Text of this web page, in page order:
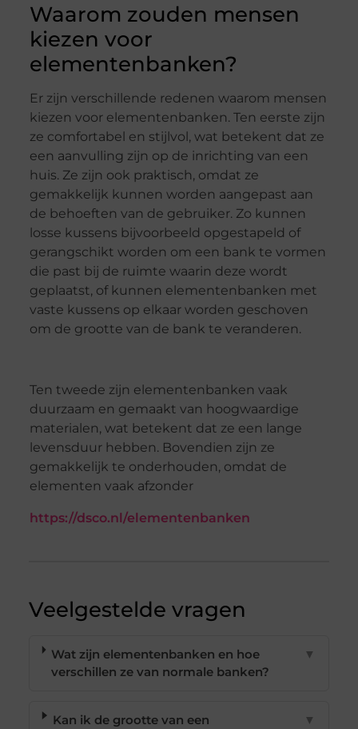
Waarom zouden mensen
kiezen voor
elementenbanken?
Er zijn verschillende redenen waarom mensen
kiezen voor elementenbanken. Ten eerste zijn
ze comfortabel en stijlvol, wat betekent dat ze
een aanvulling zijn op de inrichting van een
huis. Ze zijn ook praktisch, omdat ze
gemakkelijk kunnen worden aangepast aan
de behoeften van de gebruiker. Zo kunnen
losse kussens bijvoorbeeld opgestapeld of
gerangschikt worden om een bank te vormen
die past bij de ruimte waarin deze wordt
geplaatst, of kunnen elementenbanken met
vaste kussens op elkaar worden geschoven
om de grootte van de bank te veranderen.
Ten tweede zijn elementenbanken vaak
duurzaam en gemaakt van hoogwaardige
materialen, wat betekent dat ze een lange
levensduur hebben. Bovendien zijn ze
gemakkelijk te onderhouden, omdat de
elementen vaak afzonder
https://dsco.nl/elementenbanken
Veelgestelde vragen
Wat zijn elementenbanken en hoe
verschillen ze van normale banken?
▼
Kan ik de grootte van een
▼